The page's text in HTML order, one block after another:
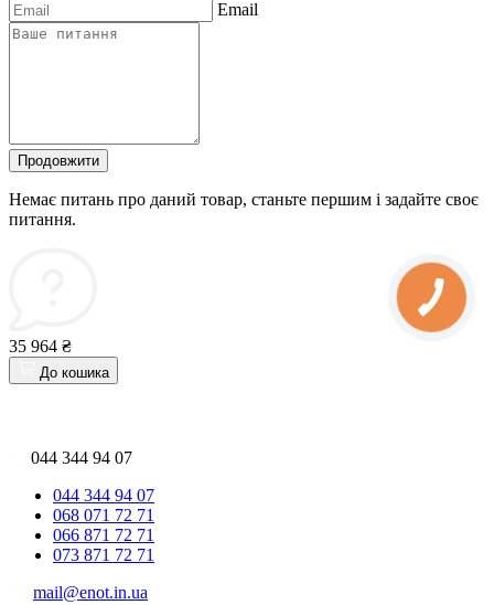
Email
Продовжити
Немає питань про даний товар, станьте першим і задайте своє
питання.
35 964 ₴
До кошика
044 344 94 07
044 344 94 07
068 071 72 71
066 871 72 71
073 871 72 71
mail@enot.in.ua